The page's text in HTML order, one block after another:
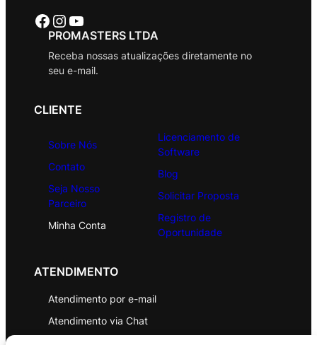
Facebook Instagram Youtube
PROMASTERS LTDA
Receba nossas atualizações diretamente no
seu e-mail.
CLIENTE
Sobre Nós
Contato
Seja Nosso
Parceiro
Minha Conta
Licenciamento de
Software
Blog
Solicitar Proposta
Registro de
Oportunidade
ATENDIMENTO
Atendimento por e-mail
Atendimento via Chat